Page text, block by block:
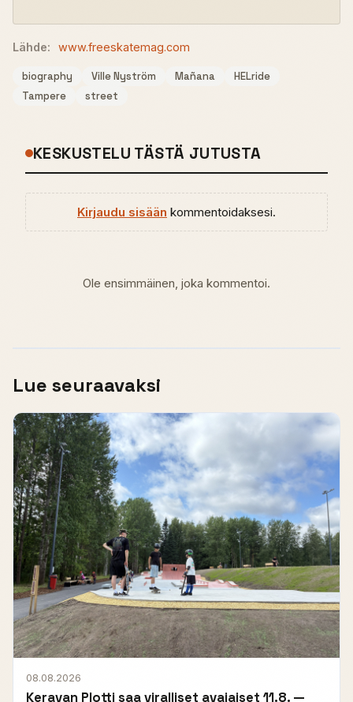
Lähde: www.freeskatemag.com
biography Ville Nyström Mañana
HELride
Tampere
street
KESKUSTELU TÄSTÄ JUTUSTA
Kirjaudu sisään kommentoidaksesi.
Ole ensimmäinen, joka kommentoi.
Lue seuraavaksi
08.08.2026
Keravan Plotti saa viralliset avajaiset 11.8. —